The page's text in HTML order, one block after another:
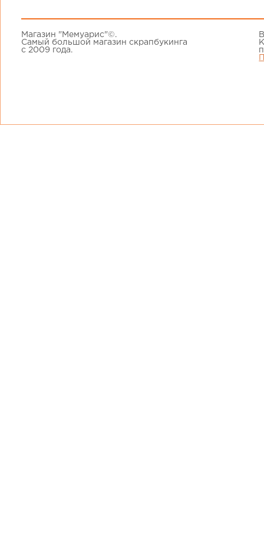
Магазин "Мемуарис"©.
Самый большой магазин скрапбукинга
с 2009 года.